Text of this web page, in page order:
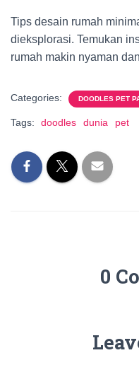
Tips desain rumah
dieksplorasi. Temukan
rumah makin nyaman
Categories: DOODLES PET
Tags: doodles dunia pet
0